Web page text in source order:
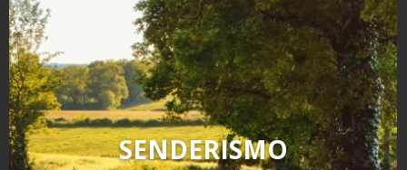
SENDERISMO